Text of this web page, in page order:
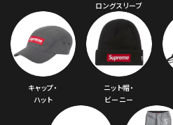
ロングスリーブ
キャップ・
ハット
ニット帽・
ビーニー